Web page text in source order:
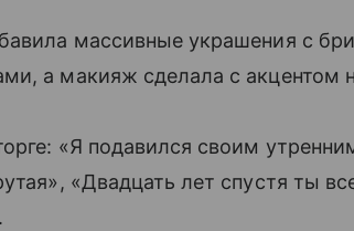
массивные украшения с
а макияж сделала с акцентом
«Я подавился своим
«Двадцать лет спустя ты